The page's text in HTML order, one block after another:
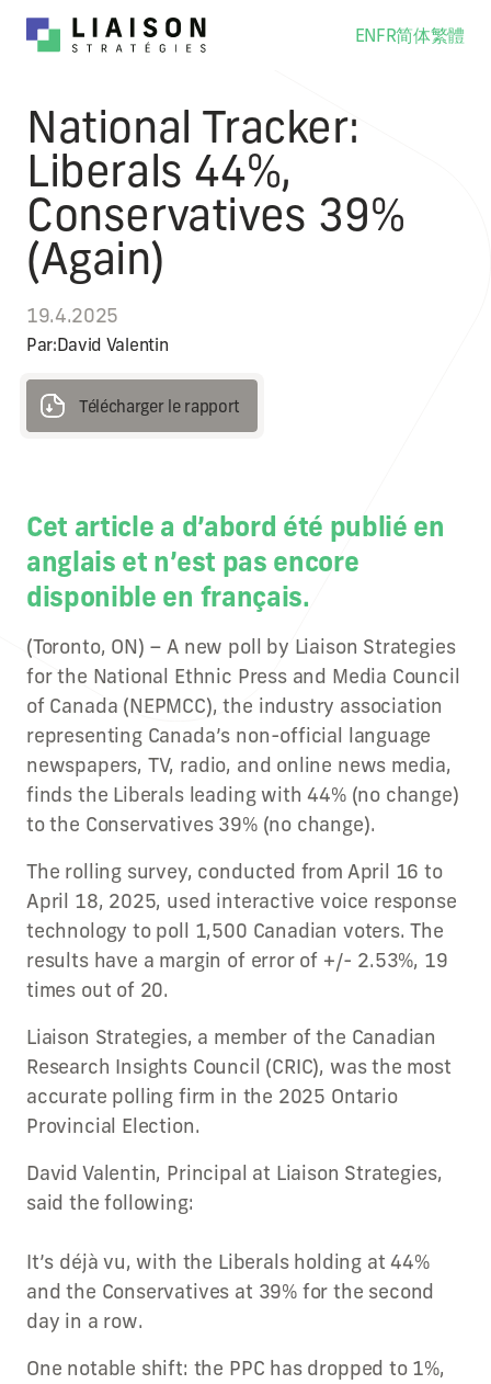
ENFR简体繁體
National Tracker:
Liberals 44%,
Conservatives 39%
(Again)
19.4.2025
Par:David Valentin
Télécharger le rapport
Cet article a d’abord été publié en
anglais et n’est pas encore
disponible en français.
(Toronto, ON) – A new poll by Liaison Strategies
for the National Ethnic Press and Media Council
of Canada (NEPMCC), the industry association
representing Canada’s non-official language
newspapers, TV, radio, and online news media,
finds the Liberals leading with 44% (no change)
to the Conservatives 39% (no change).
The rolling survey, conducted from April 16 to
April 18, 2025, used interactive voice response
technology to poll 1,500 Canadian voters. The
results have a margin of error of +/- 2.53%, 19
times out of 20.
Liaison Strategies, a member of the Canadian
Research Insights Council (CRIC), was the most
accurate polling firm in the 2025 Ontario
Provincial Election.
David Valentin, Principal at Liaison Strategies,
said the following:
It’s déjà vu, with the Liberals holding at 44%
and the Conservatives at 39% for the second
day in a row.
One notable shift: the PPC has dropped to 1%,